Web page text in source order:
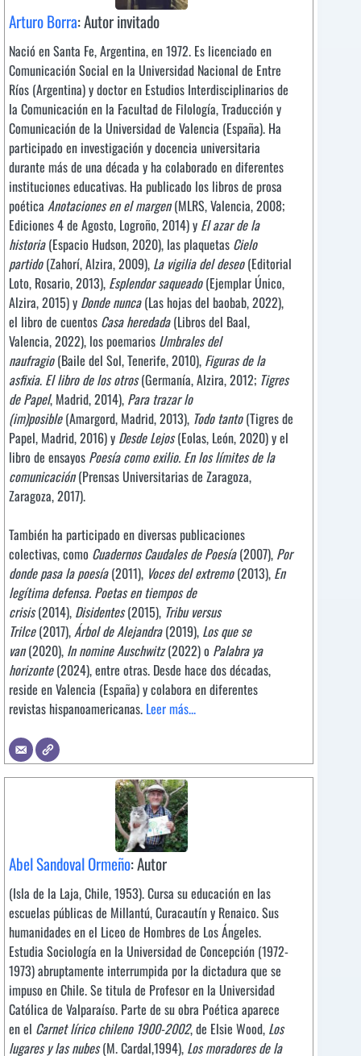
Arturo Borra: Autor invitado
Nació en Santa Fe, Argentina, en 1972. Es licenciado en
Comunicación Social en la Universidad Nacional de Entre
Ríos (Argentina) y doctor en Estudios Interdisciplinarios de
la Comunicación en la Facultad de Filología, Traducción y
Comunicación de la Universidad de Valencia (España). Ha
participado en investigación y docencia universitaria
durante más de una década y ha colaborado en diferentes
instituciones educativas. Ha publicado los libros de prosa
poética Anotaciones en el margen(MLRS, Valencia, 2008;
Ediciones 4 de Agosto, Logroño, 2014) y El azar de la
historia(Espacio Hudson, 2020), las plaquetas Cielo
partido(Zahorí, Alzira, 2009), La vigilia del deseo(Editorial
Loto, Rosario, 2013), Esplendor saqueado(Ejemplar Único,
Alzira, 2015) y Donde nunca(Las hojas del baobab, 2022),
el libro de cuentos Casa heredada(Libros del Baal,
Valencia, 2022), los poemarios Umbrales del
naufragio(Baile del Sol, Tenerife, 2010), Figuras de la
asfixia. El libro de los otros(Germanía, Alzira, 2012; Tigres
de Papel, Madrid, 2014), Para trazar lo
(im)posible(Amargord, Madrid, 2013), Todo tanto(Tigres de
Papel, Madrid, 2016) y Desde Lejos(Eolas, León, 2020) y el
libro de ensayos Poesía como exilio. En los límites de la
comunicación(Prensas Universitarias de Zaragoza,
Zaragoza, 2017).
También ha participado en diversas publicaciones
colectivas, como Cuadernos Caudales de Poesía(2007), Por
donde pasa la poesía(2011), Voces del extremo(2013), En
legítima defensa. Poetas en tiempos de
crisis(2014), Disidentes(2015), Tribu versus
Trilce(2017),Árbol de Alejandra(2019), Los que se
van(2020), In nomine Auschwitz(2022) o Palabra ya
horizonte(2024), entre otras. Desde hace dos décadas,
reside en Valencia (España) y colabora en diferentes
revistas hispanoamericanas. Leer más...
Abel Sandoval Ormeño: Autor
(Isla de la Laja, Chile, 1953). Cursa su educación en las
escuelas públicas de Millantú, Curacautín y Renaico. Sus
humanidades en el Liceo de Hombres de Los Ángeles.
Estudia Sociología en la Universidad de Concepción (1972-
1973) abruptamente interrumpida por la dictadura que se
impuso en Chile. Se titula de Profesor en la Universidad
Católica de Valparaíso. Parte de su obra Poética aparece
en el Carnet lírico chileno 1900-2002, de Elsie Wood, Los
lugares y las nubes(M. Cardal,1994), Los moradores de la